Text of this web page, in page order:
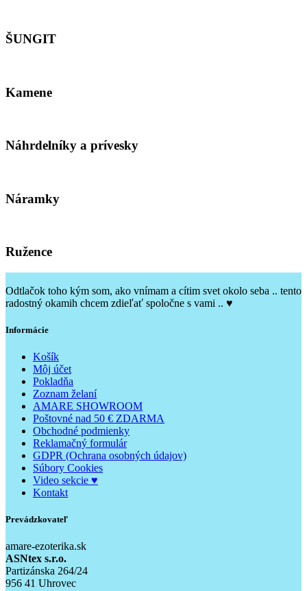
ŠUNGIT
Kamene
Náhrdelníky a prívesky
Náramky
Ružence
Odtlačok toho kým som, ako vnímam a cítim svet okolo seba .. tento
radostný okamih chcem zdieľať spoločne s vami .. ♥
Informácie
Košík
Môj účet
Pokladňa
Zoznam želaní
AMARE SHOWROOM
Poštovné nad 50 € ZDARMA
Obchodné podmienky
Reklamačný formulár
GDPR (Ochrana osobných údajov)
Súbory Cookies
Video sekcie ♥
Kontakt
Prevádzkovateľ
amare-ezoterika.sk
ASNtex s.r.o.
Partizánska 264/24
956 41 Uhrovec